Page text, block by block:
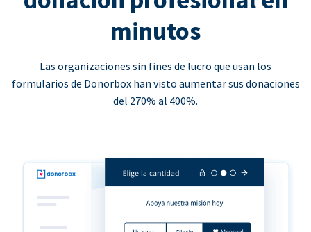
minutos
Las organizaciones sin fines de lucro que usan los
formularios de Donorbox han visto aumentar sus donaciones
del 270% al 400%.